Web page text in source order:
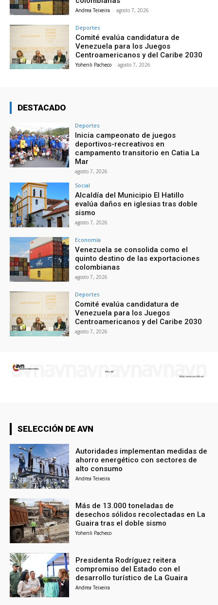
Andrea Teixeira - agosto 7, 2026
Deportes
Comité evalúa candidatura de
Venezuela para los Juegos
Centroamericanos y del Caribe 2030
Yohenli Pacheco - agosto 7, 2026
DESTACADO
Deportes
Inicia campeonato de juegos
deportivos-recreativos en
campamento transitorio en Catia La
Mar
agosto 7, 2026
Social
Alcaldía del Municipio El Hatillo
evalúa daños en iglesias tras doble
sismo
agosto 7, 2026
Economía
Venezuela se consolida como el
quinto destino de las exportaciones
colombianas
agosto 7, 2026
Deportes
Comité evalúa candidatura de
Venezuela para los Juegos
Centroamericanos y del Caribe 2030
agosto 7, 2026
SELECCIÓN DE AVN
Autoridades implementan medidas de
ahorro energético con sectores de
alto consumo
Andrea Teixeira
Más de 13.000 toneladas de
desechos sólidos recolectadas en La
Guaira tras el doble sismo
Yohenli Pacheco
Presidenta Rodríguez reitera
compromiso del Estado con el
desarrollo turístico de La Guaira
Andrea Teixeira